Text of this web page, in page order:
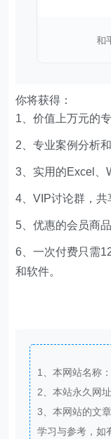
你将获得：
1、价值上万元的
2、专业案例分析
3、实用的Excel、
4、VIP讨论群，共
5、优惠的会员商品
6、一次付费只需
和软件。
1、本网站名称：
2、本站永久网址
3、本网站的文
学习与参考，如